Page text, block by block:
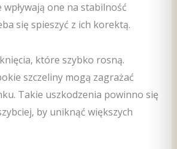
wpływają one na stabilność
się spieszyć z ich korektą.
które szybko rosną.
szczeliny mogą zagrażać
Takie uszkodzenia powinno się
by uniknąć większych